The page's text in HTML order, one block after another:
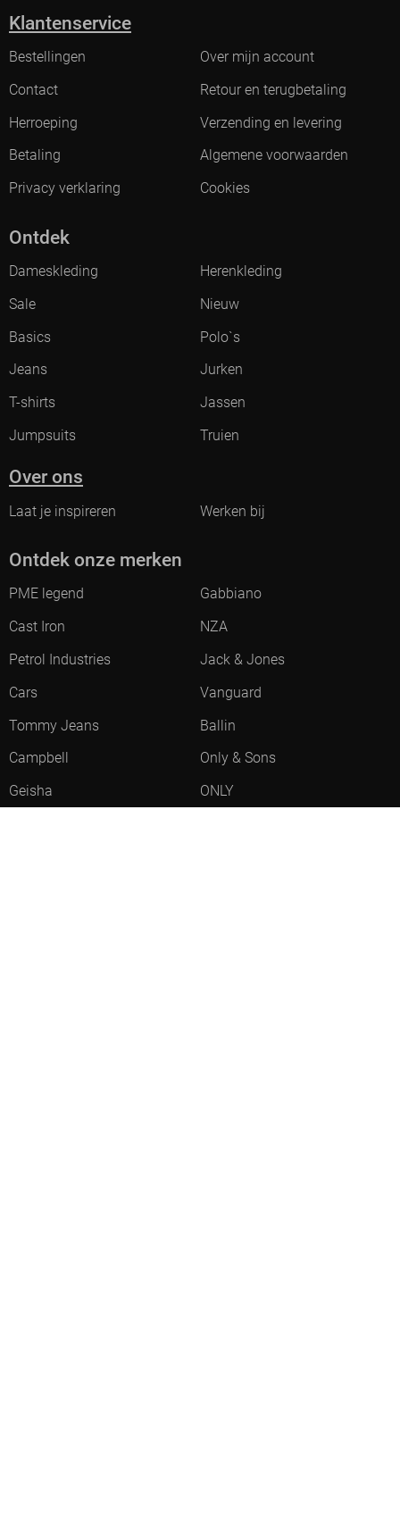
Klantenservice
Bestellingen
Over mijn account
Contact
Retour en terugbetaling
Herroeping
Verzending en levering
Betaling
Algemene voorwaarden
Privacy verklaring
Cookies
Ontdek
Dameskleding
Herenkleding
Sale
Nieuw
Basics
Polo`s
Jeans
Jurken
T-shirts
Jassen
Jumpsuits
Truien
Over ons
Laat je inspireren Werken bij
Ontdek onze merken
PME legend
Gabbiano
Cast Iron
NZA
Petrol Industries
Jack & Jones
Cars
Vanguard
Tommy Jeans
Ballin
Campbell
Only & Sons
Geisha
ONLY